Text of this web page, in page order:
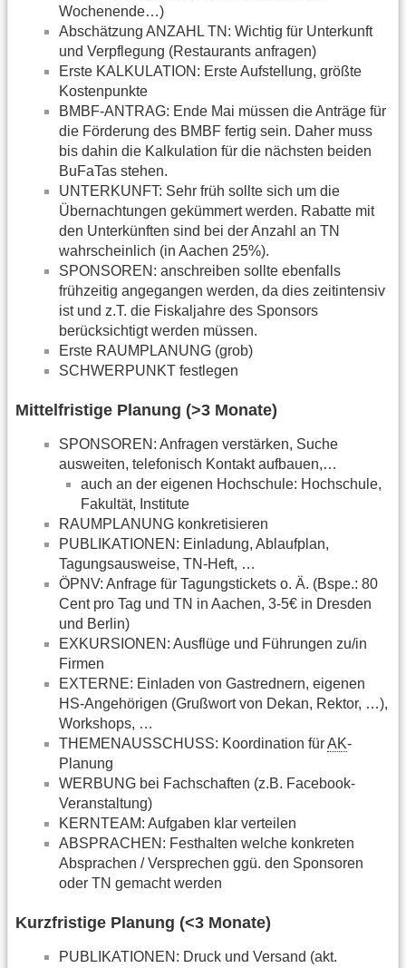
Wochenende…)
Abschätzung ANZAHL TN: Wichtig für Unterkunft
und Verpflegung (Restaurants anfragen)
Erste KALKULATION: Erste Aufstellung, größte
Kostenpunkte
BMBF-ANTRAG: Ende Mai müssen die Anträge für
die Förderung des BMBF fertig sein. Daher muss
bis dahin die Kalkulation für die nächsten beiden
BuFaTas stehen.
UNTERKUNFT: Sehr früh sollte sich um die
Übernachtungen gekümmert werden. Rabatte mit
den Unterkünften sind bei der Anzahl an TN
wahrscheinlich (in Aachen 25%).
SPONSOREN: anschreiben sollte ebenfalls
frühzeitig angegangen werden, da dies zeitintensiv
ist und z.T. die Fiskaljahre des Sponsors
berücksichtigt werden müssen.
Erste RAUMPLANUNG (grob)
SCHWERPUNKT festlegen
Mittelfristige Planung (>3 Monate)
SPONSOREN: Anfragen verstärken, Suche
ausweiten, telefonisch Kontakt aufbauen,…
auch an der eigenen Hochschule: Hochschule,
Fakultät, Institute
RAUMPLANUNG konkretisieren
PUBLIKATIONEN: Einladung, Ablaufplan,
Tagungsausweise, TN-Heft, …
ÖPNV: Anfrage für Tagungstickets o. Ä. (Bspe.: 80
Cent pro Tag und TN in Aachen, 3-5€ in Dresden
und Berlin)
EXKURSIONEN: Ausflüge und Führungen zu/in
Firmen
EXTERNE: Einladen von Gastrednern, eigenen
HS-Angehörigen (Grußwort von Dekan, Rektor, …),
Workshops, …
THEMENAUSSCHUSS: Koordination fürAK-
Planung
WERBUNG bei Fachschaften (z.B. Facebook-
Veranstaltung)
KERNTEAM: Aufgaben klar verteilen
ABSPRACHEN: Festhalten welche konkreten
Absprachen / Versprechen ggü. den Sponsoren
oder TN gemacht werden
Kurzfristige Planung (<3 Monate)
PUBLIKATIONEN: Druck und Versand (akt.